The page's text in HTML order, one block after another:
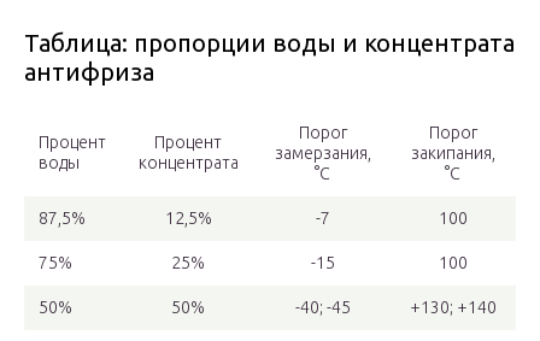
Таблица: пропорции воды и концентрата
антифриза
Процент
воды
Процент
концентрата
Порог
замерзания,
°С
Порог
закипания,
°С
87,5% 12,5% -7 100
75% 25% -15 100
50% 50% -40; -45 +130; +140